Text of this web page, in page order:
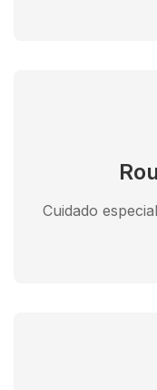
Cuidado